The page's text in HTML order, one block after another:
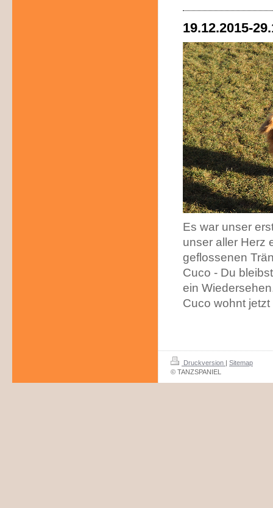
19.12.2015-
Es war unser
unser aller Herz
geflossenen
Cuco - Du
ein
Cuco wohnt
Druckversion | Sitemap
© TANZSPANIEL